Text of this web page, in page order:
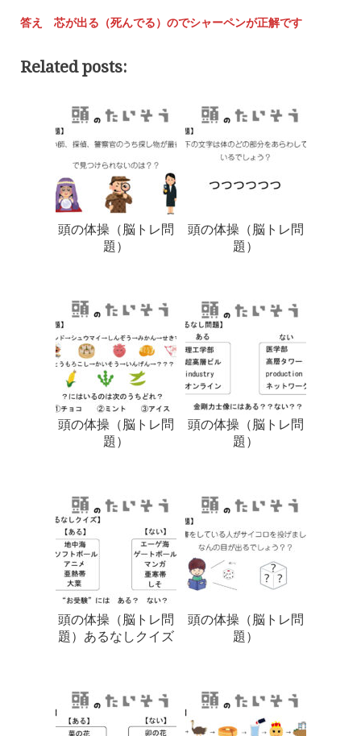
答え 芯が出る（死んでる）のでシャーペンが正解です
Related posts:
頭の体操（脳トレ問
題）
頭の体操（脳トレ問
題）
頭の体操（脳トレ問
題）
頭の体操（脳トレ問
題）
頭の体操（脳トレ問
題）あるなしクイズ
頭の体操（脳トレ問
題）